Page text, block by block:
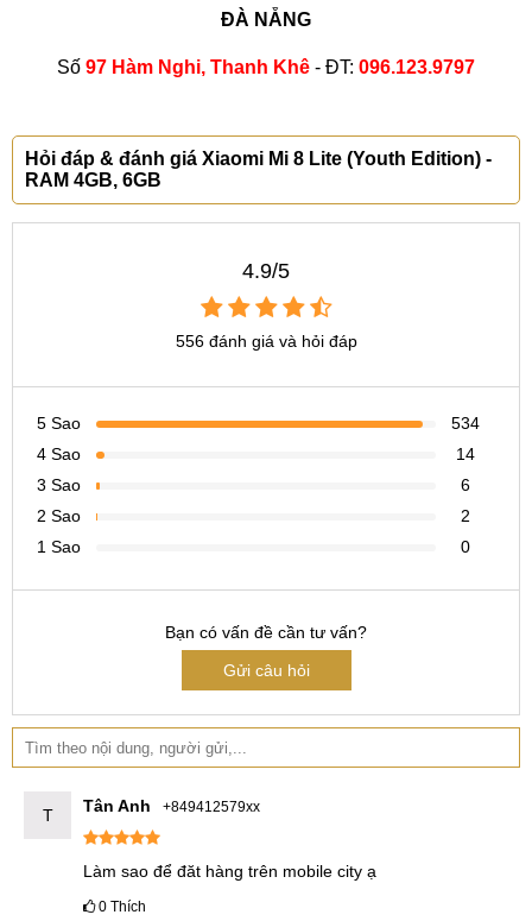
ĐÀ NẴNG
Số 97 Hàm Nghi, Thanh Khê - ĐT: 096.123.9797
Hỏi đáp & đánh giá Xiaomi Mi 8 Lite (Youth Edition) -
RAM 4GB, 6GB
4.9/5
556 đánh giá và hỏi đáp
5 Sao
534
4 Sao
14
3 Sao
6
2 Sao
2
1 Sao
0
Bạn có vấn đề cần tư vấn?
Gửi câu hỏi
T Tân Anh +849412579xx
Làm sao để đăt hàng trên mobile city ạ
0 Thích